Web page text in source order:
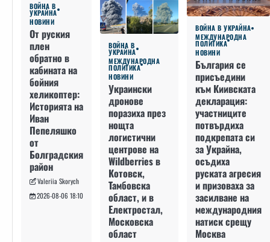
ВОЙНА В
УКРАЙНА
НОВИНИ
От руския
плен
обратно в
кабината на
бойния
хеликоптер:
Историята на
Иван
Пепеляшко
от
Болградския
район
Valeriia Skorych
2026-08-06 18:10
ВОЙНА В
УКРАЙНА
МЕЖДУНАРОДНА
ПОЛИТИКА
НОВИНИ
Украински
дронове
поразиха през
нощта
логистични
центрове на
Wildberries в
Котовск,
Тамбовска
област, и в
Електростал,
Московска
област
ВОЙНА В УКРАЙНА
МЕЖДУНАРОДНА
ПОЛИТИКА
НОВИНИ
България се
присъедини
към Киивската
декларация:
участниците
потвърдиха
подкрепата си
за Украйна,
осъдиха
руската агресия
и призоваха за
засилване на
международния
натиск срещу
Москва